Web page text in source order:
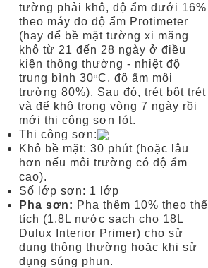
tường phải khô, độ ẩm dưới 16%
theo máy đo độ ẩm Protimeter
(hay để bề mặt tường xi măng
khô từ 21 đến 28 ngày ở điều
kiện thông thường - nhiệt độ
trung bình 30oC, độ ẩm môi
trường 80%). Sau đó, trét bột trét
và để khô trong vòng 7 ngày rồi
mới thi công sơn lót.
Thi công sơn:
Khô bề mặt: 30 phút (hoặc lâu
hơn nếu môi trường có độ ẩm
cao).
Số lớp sơn: 1 lớp
Pha sơn: Pha thêm 10% theo thể
tích (1.8L nước sạch cho 18L
Dulux Interior Primer) cho sử
dụng thông thường hoặc khi sử
dụng súng phun.